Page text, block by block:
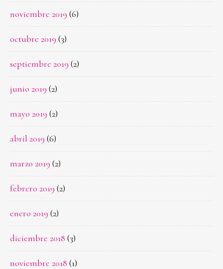
noviembre 2019 (6)
octubre 2019 (3)
septiembre 2019 (2)
junio 2019 (2)
mayo 2019 (2)
abril 2019 (6)
marzo 2019 (2)
febrero 2019 (2)
enero 2019 (2)
diciembre 2018 (3)
noviembre 2018 (1)